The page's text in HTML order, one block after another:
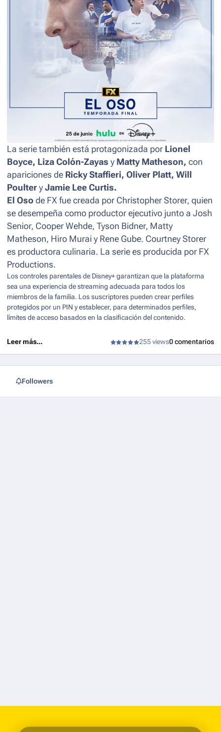
La serie también está protagonizada por Lionel
Boyce, Liza Colón-Zayas y Matty Matheson, con
apariciones de Ricky Staffieri, Oliver Platt, Will
Poulter y Jamie Lee Curtis.
El Oso de FX fue creada por Christopher Storer, quien
se desempeña como productor ejecutivo junto a Josh
Senior, Cooper Wehde, Tyson Bidner, Matty
Matheson, Hiro Murai y Rene Gube. Courtney Storer
es productora culinaria. La serie es producida por FX
Productions.
Los controles parentales de Disney+ garantizan que la plataforma
sea una experiencia de streaming adecuada para todos los
miembros de la familia. Los suscriptores pueden crear perfiles
protegidos por un PIN y establecer, para determinados perfiles,
límites de acceso basados en la clasificación del contenido.
Leer más... 255 views0 comentarios
Followers